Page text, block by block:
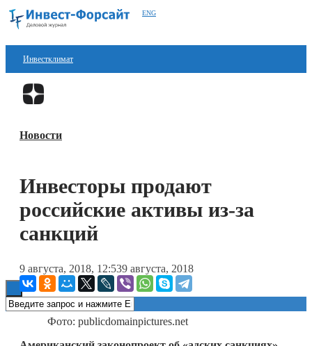
ENG
Инвестклимат
Финансы
Блокчейн
Новости
Инвесторы продают
российские активы из-за
санкций
9 августа, 2018, 12:539 августа, 2018
Фото: publicdomainpictures.net